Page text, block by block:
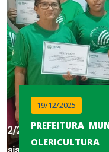
08/12/2025
BONITO/TO